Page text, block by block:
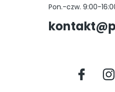
Pon.-czw. 9:00-